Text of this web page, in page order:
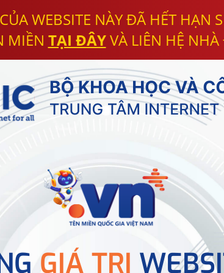
WEBSITE NÀY ĐÃ HẾT HẠN
MIỀN TẠI ĐÂYVÀ LIÊN HỆ
GIÁ TRỊ